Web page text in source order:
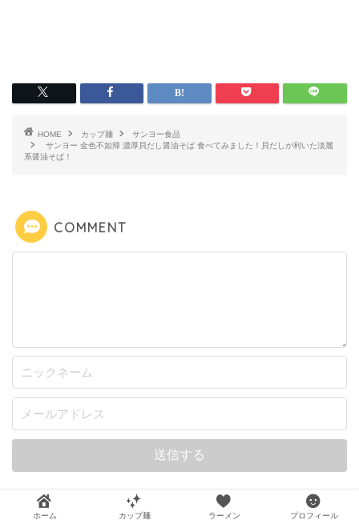
HOME カップ麺
サンヨー食品
サンヨー 金色不如帰 濃厚貝だし醤油そば 食べてみました！貝だしが利いた淡麗
系醤油そば！
COMMENT
ホーム カップ麺 ラーメン プロフィール